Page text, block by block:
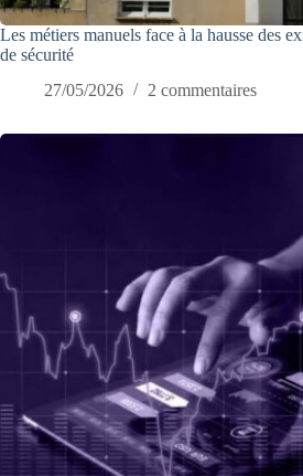
Les métiers manuels face à la hausse des
de sécurité
27/05/2026
2 commentaires